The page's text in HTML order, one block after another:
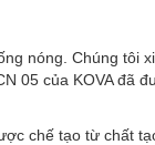
nóng . Chúng tôi
05 của KOVA đã
chế tạo từ chất